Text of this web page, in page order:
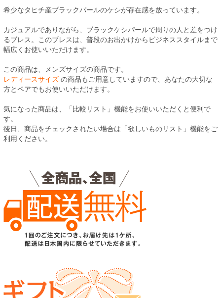
希少なタヒチ産ブラックパールのケシが存在感を放っています。
カジュアルでありながら、ブラックケシパールで周りの人と差をつけ
るブレス。このブレスは、普段のお出かけからビジネススタイルまで
幅広くお使いいただけます。
この商品は、メンズサイズの商品です。
レディースサイズ の商品もご用意していますので、あなたの大切な
方とペアでもお使いいただけます。
気になった商品は、「比較リスト」機能をお使いいただくと便利で
す。
後日、商品をチェックされたい場合は「欲しいものリスト」機能をご
利用ください。